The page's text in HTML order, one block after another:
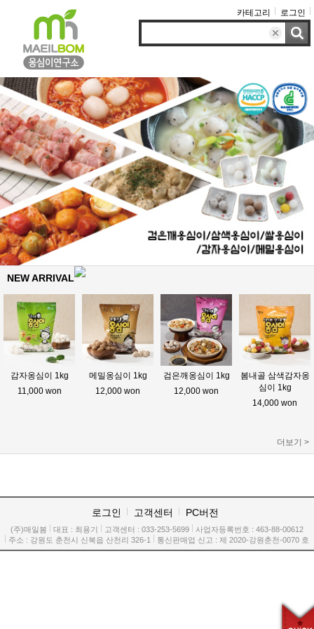
카테고리 로그인
NEW ARRIVAL
감자옹심이 1kg
11,000 won
메밀옹심이 1kg
12,000 won
검은깨옹심이 1kg
12,000 won
봄내골 삼색감자옹
심이 1kg
14,000 won
더보기 >
로그인 고객센터 PC버전
(주)매일봄 대표 : 최용기 고객센터 : 033-253-5699
사업자등록번호 : 463-88-00612
주소 : 강원도 춘천시 신북읍 산천리 326-1
통신판매업 신고 : 제 2020-강원춘천-0070 호